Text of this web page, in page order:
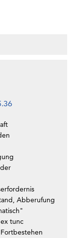
Abberufung
tunc